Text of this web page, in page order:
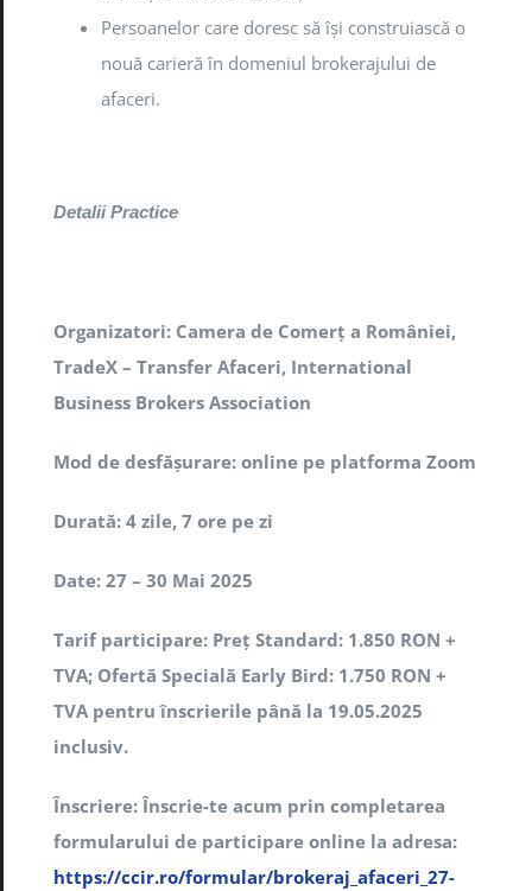
Persoanelor care doresc să își construiască o
nouă carieră în domeniul brokerajului de
afaceri.
Detalii Practice
Organizatori: Camera de Comerț a României,
TradeX – Transfer Afaceri, International
Business Brokers Association
Mod de desfășurare: online pe platforma Zoom
Durată: 4 zile, 7 ore pe zi
Date: 27 – 30 Mai 2025
Tarif participare: Preț Standard: 1.850 RON +
TVA; Ofertă Specială Early Bird: 1.750 RON +
TVA pentru înscrierile până la 19.05.2025
inclusiv.
Înscriere: Înscrie-te acum prin completarea
formularului de participare online la adresa:
https://ccir.ro/formular/brokeraj_afaceri_27-